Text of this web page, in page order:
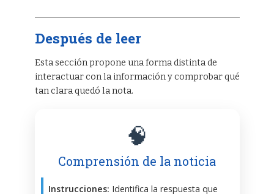
Después de leer
Esta sección propone una forma distinta de
interactuar con la información y comprobar qué
tan clara quedó la nota.
🧠
Comprensión de la noticia
Instrucciones: Identifica la respuesta que